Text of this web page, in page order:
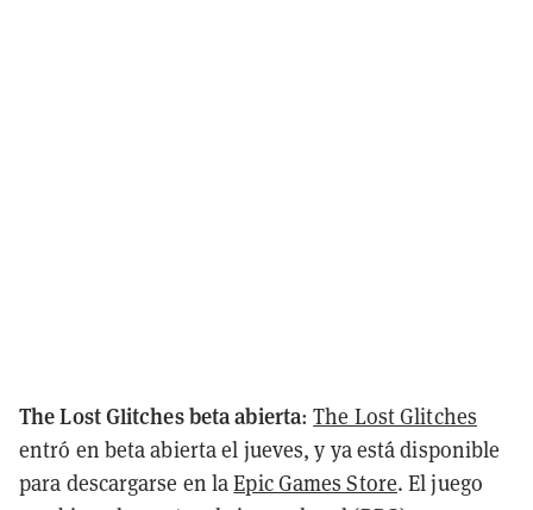
The Lost Glitches beta abierta:The Lost Glitches
entró en beta abierta el jueves, y ya está disponible
para descargarse en laEpic Games Store. El juego